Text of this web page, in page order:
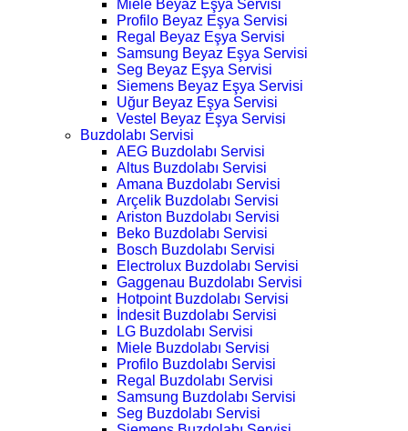
Miele Beyaz Eşya Servisi
Profilo Beyaz Eşya Servisi
Regal Beyaz Eşya Servisi
Samsung Beyaz Eşya Servisi
Seg Beyaz Eşya Servisi
Siemens Beyaz Eşya Servisi
Uğur Beyaz Eşya Servisi
Vestel Beyaz Eşya Servisi
Buzdolabı Servisi
AEG Buzdolabı Servisi
Altus Buzdolabı Servisi
Amana Buzdolabı Servisi
Arçelik Buzdolabı Servisi
Ariston Buzdolabı Servisi
Beko Buzdolabı Servisi
Bosch Buzdolabı Servisi
Electrolux Buzdolabı Servisi
Gaggenau Buzdolabı Servisi
Hotpoint Buzdolabı Servisi
İndesit Buzdolabı Servisi
LG Buzdolabı Servisi
Miele Buzdolabı Servisi
Profilo Buzdolabı Servisi
Regal Buzdolabı Servisi
Samsung Buzdolabı Servisi
Seg Buzdolabı Servisi